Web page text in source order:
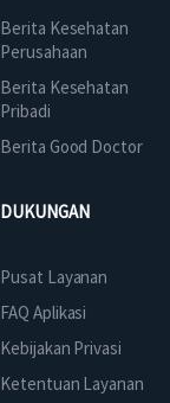
Berita Kesehatan
Perusahaan
Berita Kesehatan
Pribadi
Berita Good Doctor
DUKUNGAN
Pusat Layanan
FAQ Aplikasi
Kebijakan Privasi
Ketentuan Layanan